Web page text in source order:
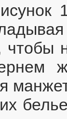
чтобы